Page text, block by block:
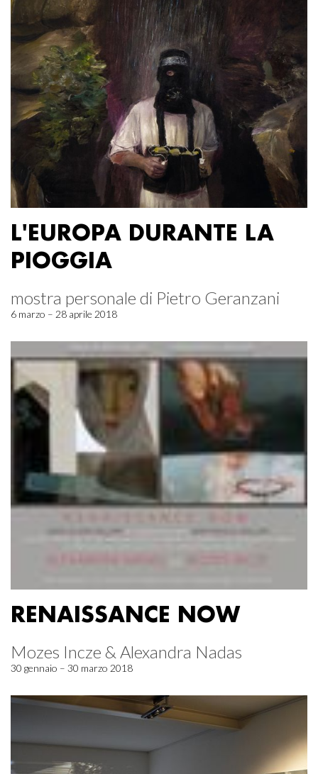
L'EUROPA DURANTE LA
PIOGGIA
mostra personale di Pietro Geranzani
6 marzo – 28 aprile 2018
RENAISSANCE NOW
Mozes Incze & Alexandra Nadas
30 gennaio – 30 marzo 2018